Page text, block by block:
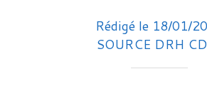
Rédigé le 18/01/
SOURCE DRH